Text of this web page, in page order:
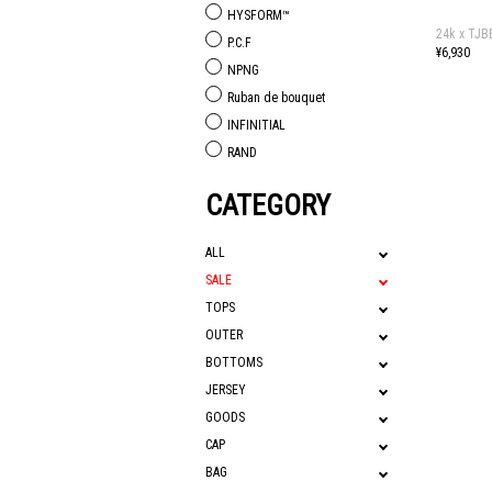
HYSFORM™
P.C.F
NPNG
Ruban de bouquet
INFINITIAL
RAND
CATEGORY
ALL
SALE
TOPS
OUTER
BOTTOMS
JERSEY
GOODS
CAP
BAG
24k x
¥6,930